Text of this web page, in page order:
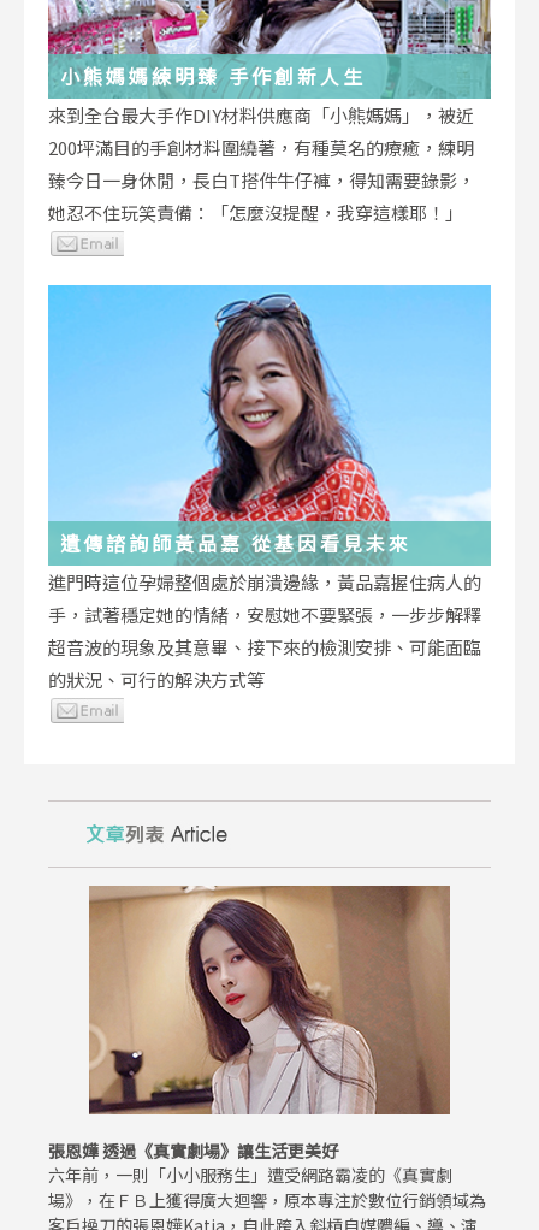
小熊媽媽練明臻 手作創新人生
來到全台最大手作DIY材料供應商「小熊媽媽」，被近
200坪滿目的手創材料圍繞著，有種莫名的療癒，練明
臻今日一身休閒，長白T搭件牛仔褲，得知需要錄影，
她忍不住玩笑責備：「怎麼沒提醒，我穿這樣耶！」
遺傳諮詢師黃品嘉 從基因看見未來
進門時這位孕婦整個處於崩潰邊緣，黃品嘉握住病人的
手，試著穩定她的情緒，安慰她不要緊張，一步步解釋
超音波的現象及其意畢、接下來的檢測安排、可能面臨
的狀況、可行的解決方式等
張恩嬅 透過《真實劇場》讓生活更美好
六年前，一則「小小服務生」遭受網路霸凌的《真實劇
場》，在ＦＢ上獲得廣大迴響，原本專注於數位行銷領域為
客戶操刀的張恩嬅Katia，自此跨入斜槓自媒體編、導、演